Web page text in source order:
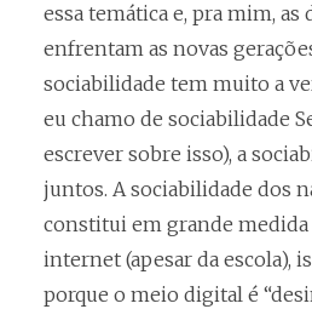
essa temática e, pra mim, as
enfrentam as novas
sociabilidade tem muito a
eu chamo de sociabilidade
escrever sobre isso), a
juntos. A sociabilidade dos
constitui em grande
internet (apesar da escola),
porque o meio digital é